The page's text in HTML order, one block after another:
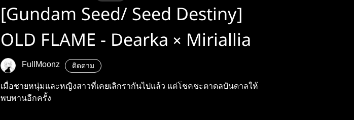
[Gundam Seed/ Seed Destiny]
OLD FLAME - Dearka × Miriallia
FullMoonz ติดตาม
เมื่อชายหนุ่มและหญิงสาวที่เคยเลิกรากันไปแล้ว แต่โชคชะตาดลบันดาลให้
พบพานอีกครั้ง